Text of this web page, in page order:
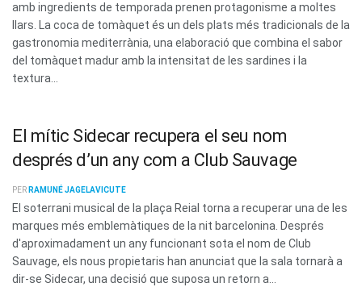
amb ingredients de temporada prenen protagonisme a moltes
llars. La coca de tomàquet és un dels plats més tradicionals de la
gastronomia mediterrània, una elaboració que combina el sabor
del tomàquet madur amb la intensitat de les sardines i la
textura...
El mític Sidecar recupera el seu nom
després d’un any com a Club Sauvage
PER RAMUNÉ JAGELAVICUTE
El soterrani musical de la plaça Reial torna a recuperar una de les
marques més emblemàtiques de la nit barcelonina. Després
d'aproximadament un any funcionant sota el nom de Club
Sauvage, els nous propietaris han anunciat que la sala tornarà a
dir-se Sidecar, una decisió que suposa un retorn a...